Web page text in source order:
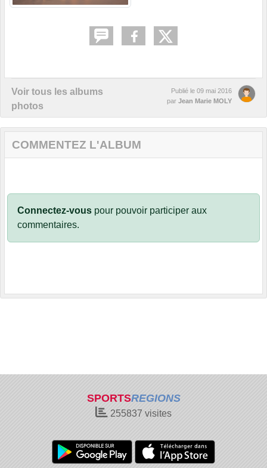
Voir tous les albums
photos
Publié le 09 mai 2016
par Jean Marie MOLY
COMMENTEZ L'ALBUM
Connectez-vous pour pouvoir participer aux
commentaires.
SPORTSREGIONS
255837 visites